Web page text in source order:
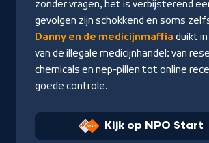
zonder vragen, het is verbijsterend
gevolgen zijn schokkend en soms
Danny en de medicijnmaffia duikt
van de illegale medicijnhandel: van
chemicals en nep-pillen tot online
goede controle.
Kijk op NPO Start